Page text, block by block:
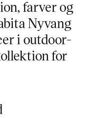
farver og
Nyvang
i outdoor-
for